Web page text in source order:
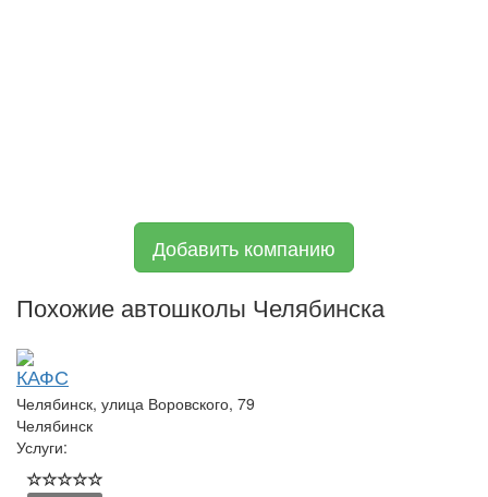
Добавить компанию
Похожие автошколы Челябинска
КАФС
Челябинск, улица Воровского, 79
Челябинск
Услуги: